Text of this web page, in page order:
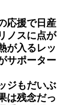
応援で日産
ノスに点が
が入るレッ
サポーター
ジもだいぶ
は残念だっ